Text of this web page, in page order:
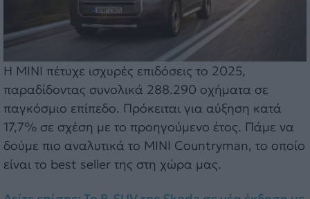
Η MINI πέτυχε ισχυρές επιδόσεις το 2025,
παραδίδοντας συνολικά 288.290 οχήματα σε
παγκόσμιο επίπεδο. Πρόκειται για αύξηση κατά
17,7% σε σχέση με το προηγούμενο έτος. Πάμε να
δούμε πιο αναλυτικά το MINI Countryman, το οποίο
είναι το best seller της στη χώρα μας.